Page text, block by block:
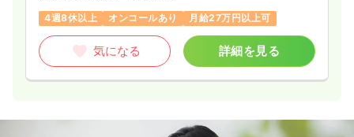
4週8休以上
オンコールあり 月給27万円以上可
気になる 詳細を見る